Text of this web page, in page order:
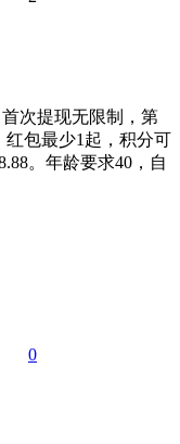
次提现无限制，第
红包最少1起，积分可
。年龄要求40，自
0